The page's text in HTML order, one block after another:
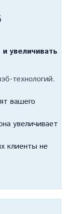
увеличивать
технологий.
вашего
увеличивает
клиенты не